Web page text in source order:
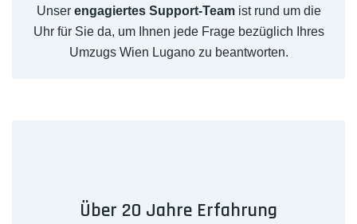
Unser engagiertes Support-Teamist rund um die
Uhr für Sie da, um Ihnen jede Frage bezüglich Ihres
Umzugs Wien Lugano zu beantworten.
Über 20 Jahre Erfahrung